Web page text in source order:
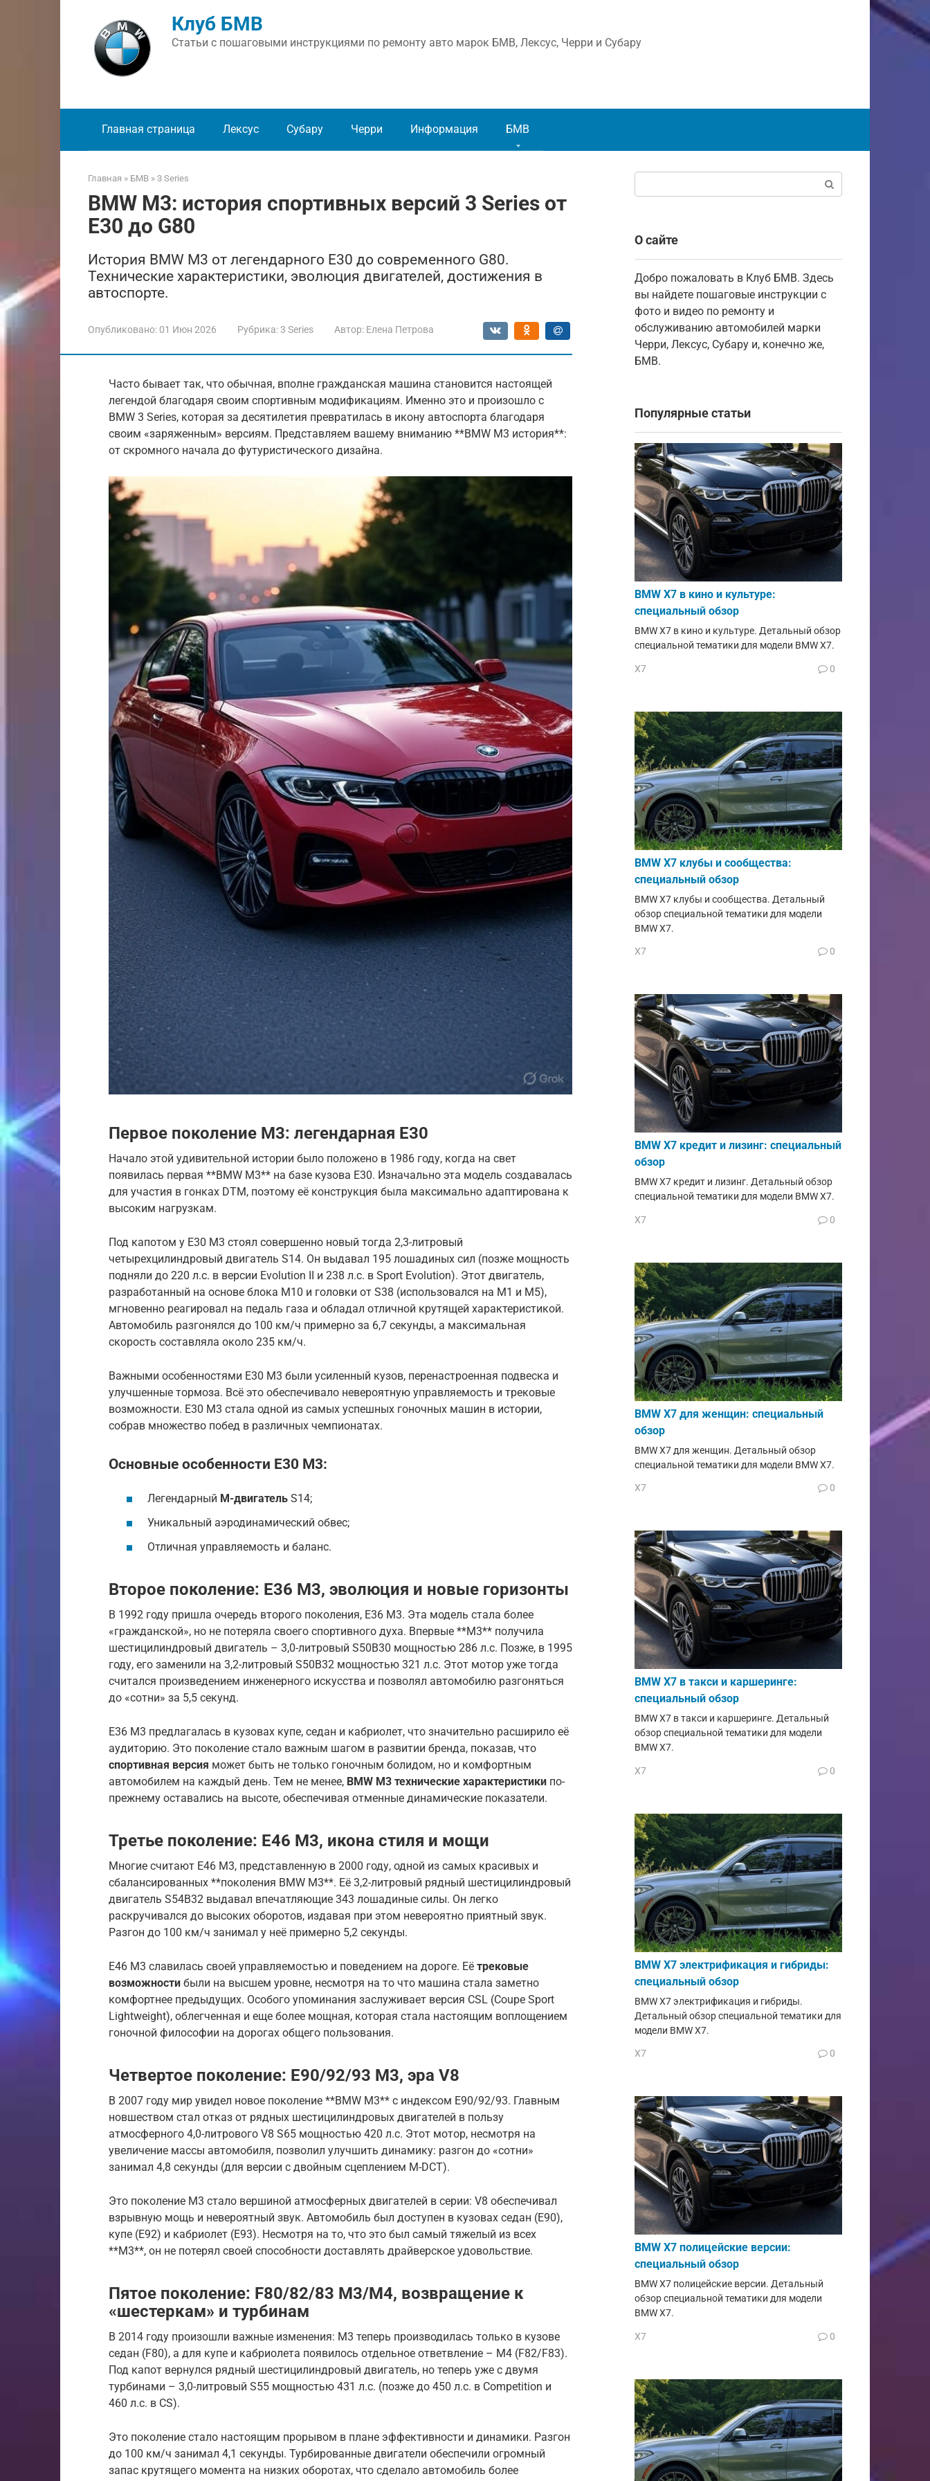
Клуб БМВ
Статьи с пошаговыми инструкциями по ремонту авто марок БМВ, Лексус, Черри и Субару
Главная страница Лексус Субару Черри Информация БМВ
Главная » БМВ » 3 Series
BMW M3: история спортивных версий 3 Series от
E30 до G80
История BMW M3 от легендарного E30 до современного G80.
Технические характеристики, эволюция двигателей, достижения в
автоспорте.
Опубликовано: 01 Июн 2026 Рубрика:3 Series Автор: Елена Петрова
Часто бывает так, что обычная, вполне гражданская машина становится настоящей
легендой благодаря своим спортивным модификациям. Именно это и произошло с
BMW 3 Series, которая за десятилетия превратилась в икону автоспорта благодаря
своим «заряженным» версиям. Представляем вашему вниманию **BMW M3 история**:
от скромного начала до футуристического дизайна.
Первое поколение M3: легендарная E30
Начало этой удивительной истории было положено в 1986 году, когда на свет
появилась первая **BMW M3** на базе кузова E30. Изначально эта модель создавалась
для участия в гонках DTM, поэтому её конструкция была максимально адаптирована к
высоким нагрузкам.
Под капотом у E30 M3 стоял совершенно новый тогда 2,3-литровый
четырехцилиндровый двигатель S14. Он выдавал 195 лошадиных сил (позже мощность
подняли до 220 л.с. в версии Evolution II и 238 л.с. в Sport Evolution). Этот двигатель,
разработанный на основе блока M10 и головки от S38 (использовался на M1 и M5),
мгновенно реагировал на педаль газа и обладал отличной крутящей характеристикой.
Автомобиль разгонялся до 100 км/ч примерно за 6,7 секунды, а максимальная
скорость составляла около 235 км/ч.
Важными особенностями E30 M3 были усиленный кузов, перенастроенная подвеска и
улучшенные тормоза. Всё это обеспечивало невероятную управляемость и трековые
возможности. E30 M3 стала одной из самых успешных гоночных машин в истории,
собрав множество побед в различных чемпионатах.
Основные особенности E30 M3:
Легендарный M-двигатель S14;
Уникальный аэродинамический обвес;
Отличная управляемость и баланс.
Второе поколение: E36 M3, эволюция и новые горизонты
В 1992 году пришла очередь второго поколения, E36 M3. Эта модель стала более
«гражданской», но не потеряла своего спортивного духа. Впервые **M3** получила
шестицилиндровый двигатель – 3,0-литровый S50B30 мощностью 286 л.с. Позже, в 1995
году, его заменили на 3,2-литровый S50B32 мощностью 321 л.с. Этот мотор уже тогда
считался произведением инженерного искусства и позволял автомобилю разгоняться
до «сотни» за 5,5 секунд.
E36 M3 предлагалась в кузовах купе, седан и кабриолет, что значительно расширило её
аудиторию. Это поколение стало важным шагом в развитии бренда, показав, что
спортивная версия может быть не только гоночным болидом, но и комфортным
автомобилем на каждый день. Тем не менее, BMW M3 технические характеристики по-
прежнему оставались на высоте, обеспечивая отменные динамические показатели.
Третье поколение: E46 M3, икона стиля и мощи
Многие считают E46 M3, представленную в 2000 году, одной из самых красивых и
сбалансированных **поколения BMW M3**. Её 3,2-литровый рядный шестицилиндровый
двигатель S54B32 выдавал впечатляющие 343 лошадиные силы. Он легко
раскручивался до высоких оборотов, издавая при этом невероятно приятный звук.
Разгон до 100 км/ч занимал у неё примерно 5,2 секунды.
E46 M3 славилась своей управляемостью и поведением на дороге. Её трековые
возможности были на высшем уровне, несмотря на то что машина стала заметно
комфортнее предыдущих. Особого упоминания заслуживает версия CSL (Coupe Sport
Lightweight), облегченная и еще более мощная, которая стала настоящим воплощением
гоночной философии на дорогах общего пользования.
Четвертое поколение: E90/92/93 M3, эра V8
В 2007 году мир увидел новое поколение **BMW M3** с индексом E90/92/93. Главным
новшеством стал отказ от рядных шестицилиндровых двигателей в пользу
атмосферного 4,0-литрового V8 S65 мощностью 420 л.с. Этот мотор, несмотря на
увеличение массы автомобиля, позволил улучшить динамику: разгон до «сотни»
занимал 4,8 секунды (для версии с двойным сцеплением M-DCT).
Это поколение M3 стало вершиной атмосферных двигателей в серии: V8 обеспечивал
взрывную мощь и невероятный звук. Автомобиль был доступен в кузовах седан (E90),
купе (E92) и кабриолет (E93). Несмотря на то, что это был самый тяжелый из всех
**M3**, он не потерял своей способности доставлять драйверское удовольствие.
Пятое поколение: F80/82/83 M3/M4, возвращение к
«шестеркам» и турбинам
В 2014 году произошли важные изменения: M3 теперь производилась только в кузове
седан (F80), а для купе и кабриолета появилось отдельное ответвление – M4 (F82/F83).
Под капот вернулся рядный шестицилиндровый двигатель, но теперь уже с двумя
турбинами – 3,0-литровый S55 мощностью 431 л.с. (позже до 450 л.с. в Competition и
460 л.с. в CS).
Это поколение стало настоящим прорывом в плане эффективности и динамики. Разгон
до 100 км/ч занимал 4,1 секунды. Турбированные двигатели обеспечили огромный
запас крутящего момента на низких оборотах, что сделало автомобиль более
О сайте
Добро пожаловать в Клуб БМВ. Здесь
вы найдете пошаговые инструкции с
фото и видео по ремонту и
обслуживанию автомобилей марки
Черри, Лексус, Субару и, конечно же,
БМВ.
Популярные статьи
BMW X7 в кино и культуре:
специальный обзор
BMW X7 в кино и культуре. Детальный обзор
специальной тематики для модели BMW X7.
X7 0
BMW X7 клубы и сообщества:
специальный обзор
BMW X7 клубы и сообщества. Детальный
обзор специальной тематики для модели
BMW X7.
X7 0
BMW X7 кредит и лизинг: специальный
обзор
BMW X7 кредит и лизинг. Детальный обзор
специальной тематики для модели BMW X7.
X7 0
BMW X7 для женщин: специальный
обзор
BMW X7 для женщин. Детальный обзор
специальной тематики для модели BMW X7.
X7 0
BMW X7 в такси и каршеринге:
специальный обзор
BMW X7 в такси и каршеринге. Детальный
обзор специальной тематики для модели
BMW X7.
X7 0
BMW X7 электрификация и гибриды:
специальный обзор
BMW X7 электрификация и гибриды.
Детальный обзор специальной тематики для
модели BMW X7.
X7 0
BMW X7 полицейские версии:
специальный обзор
BMW X7 полицейские версии. Детальный
обзор специальной тематики для модели
BMW X7.
X7 0